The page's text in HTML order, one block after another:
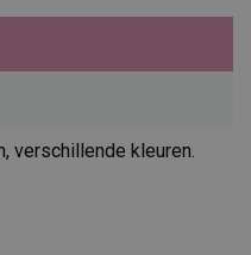
verschillende kleuren.